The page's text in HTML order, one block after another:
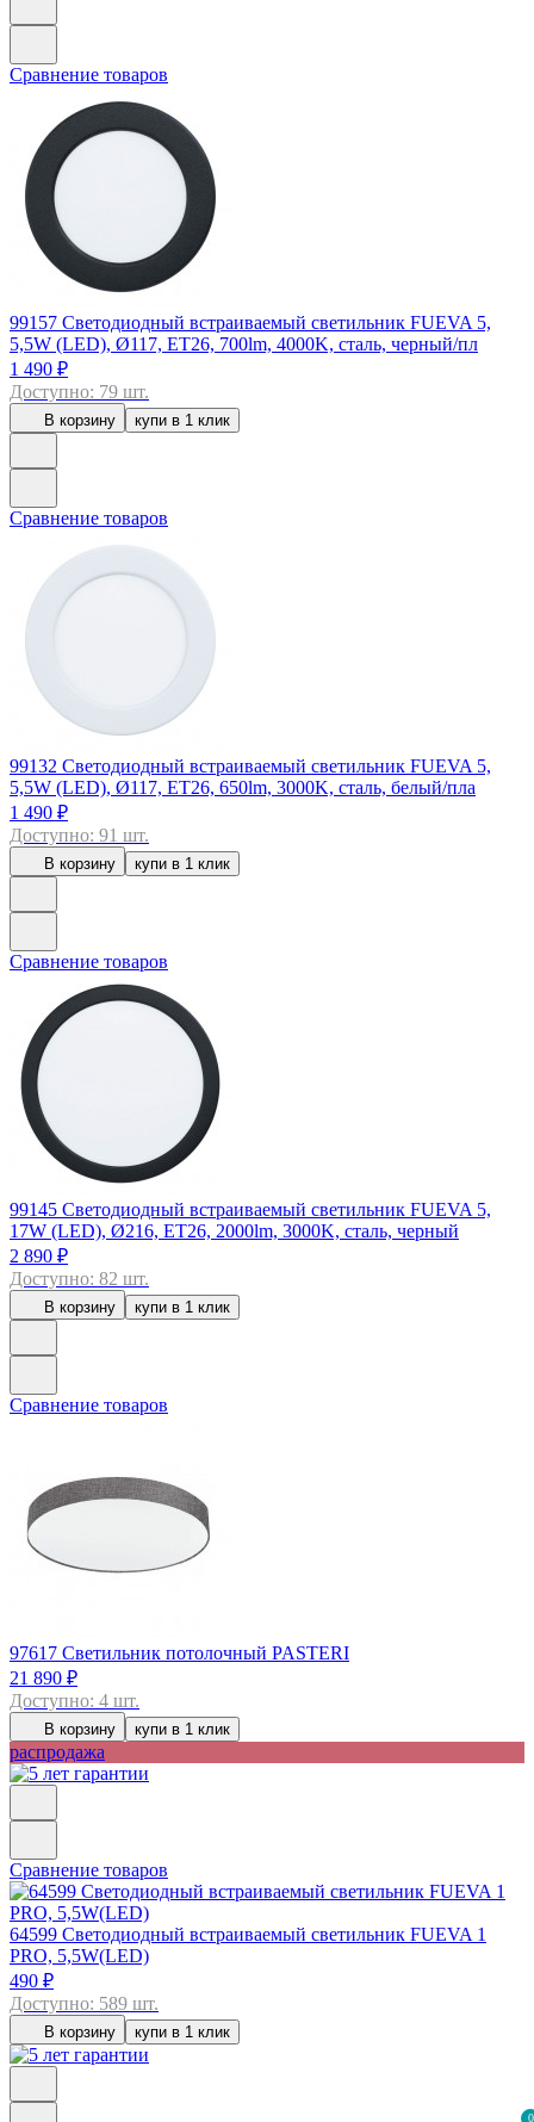
0
Сравнение товаров
99157 Светодиодный встраиваемый светильник FUEVA 5,
5,5W (LED), Ø117, ET26, 700lm, 4000K, сталь, черный/пл
1 490 ₽
Доступно: 79 шт.
В корзину купи в 1 клик
Сравнение товаров
99132 Светодиодный встраиваемый светильник FUEVA 5,
5,5W (LED), Ø117, ET26, 650lm, 3000K, сталь, белый/пла
1 490 ₽
Доступно: 91 шт.
В корзину купи в 1 клик
Сравнение товаров
99145 Светодиодный встраиваемый светильник FUEVA 5,
17W (LED), Ø216, ET26, 2000lm, 3000K, сталь, черный
2 890 ₽
Доступно: 82 шт.
В корзину купи в 1 клик
Сравнение товаров
97617 Светильник потолочный PASTERI
21 890 ₽
Доступно: 4 шт.
В корзину купи в 1 клик
распродажа
Сравнение товаров
64599 Светодиодный встраиваемый светильник FUEVA 1
PRO, 5,5W(LED)
490 ₽
Доступно: 589 шт.
В корзину купи в 1 клик